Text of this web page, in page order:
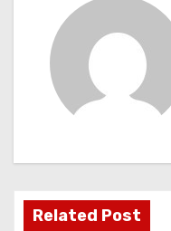
a
t
Related Post